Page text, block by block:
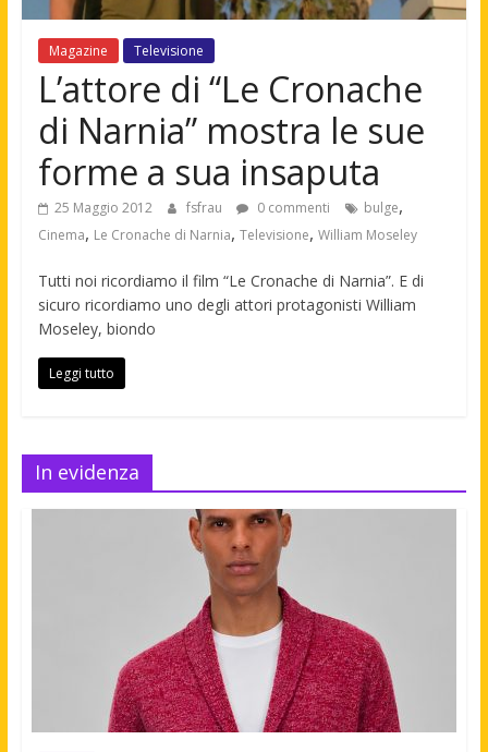
Magazine Televisione
L’attore di “Le Cronache
di Narnia” mostra le sue
forme a sua insaputa
25 Maggio 2012 fsfrau 0 commenti bulge,
Cinema, Le Cronache di Narnia, Televisione, William Moseley
Tutti noi ricordiamo il film “Le Cronache di Narnia”. E di
sicuro ricordiamo uno degli attori protagonisti William
Moseley, biondo
Leggi tutto
In evidenza